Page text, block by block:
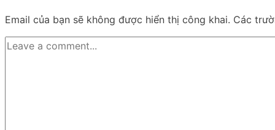
Email của bạn sẽ không được hiển thị công khai. Các